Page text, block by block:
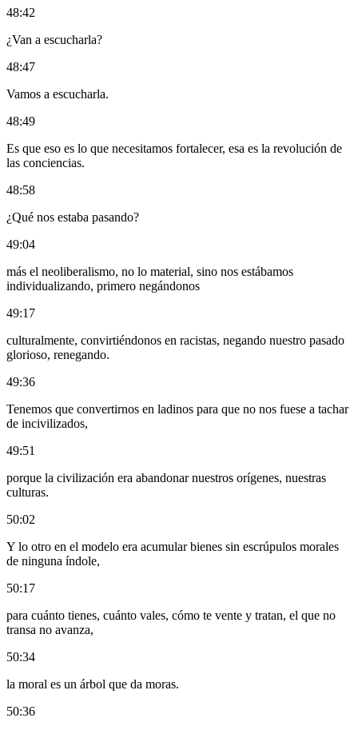
48:42
¿Van a escucharla?
48:47
Vamos a escucharla.
48:49
Es que eso es lo que necesitamos fortalecer, esa es la revolución de
las conciencias.
48:58
¿Qué nos estaba pasando?
49:04
más el neoliberalismo, no lo material, sino nos estábamos
individualizando, primero negándonos
49:17
culturalmente, convirtiéndonos en racistas, negando nuestro pasado
glorioso, renegando.
49:36
Tenemos que convertirnos en ladinos para que no nos fuese a tachar
de incivilizados,
49:51
porque la civilización era abandonar nuestros orígenes, nuestras
culturas.
50:02
Y lo otro en el modelo era acumular bienes sin escrúpulos morales
de ninguna índole,
50:17
para cuánto tienes, cuánto vales, cómo te vente y tratan, el que no
transa no avanza,
50:34
la moral es un árbol que da moras.
50:36